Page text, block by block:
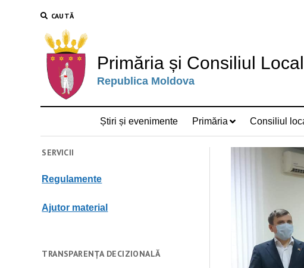
CAUTĂ
Primăria și Consiliul
Republica Moldova
Știri și evenimente Primăria Consiliul
SERVICII
Regulamente
Ajutor material
TRANSPARENȚA DECIZIONALĂ